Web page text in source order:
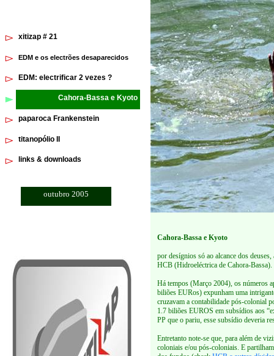
xitizap # 21
EDM e os electrões desaparecidos
EDM: electrificar 2 vezes ?
Cahora-Bassa e Kyoto
paparoca Frankenstein
titanopólio II
links & downloads
Cahora-Bassa e Kyoto
por desígnios só ao alcance dos
HCB (Hidroeléctrica de Cahora-Bassa).
Há tempos (Março 2004), os números
biliões EURos) expunham uma
cruzavam a contabilidade pós-colonial
1.7 biliões EUROS em subsídios aos
PP que o pariu, esse subsídio deveria
Entretanto note-se que, para além de
coloniais e/ou pós-coloniais. E
outubro 2005